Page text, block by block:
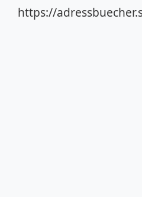
https://